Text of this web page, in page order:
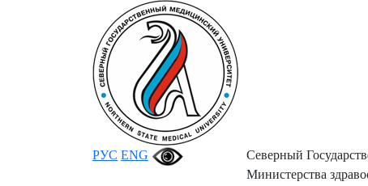
РУС ENG
Северный
Министерства